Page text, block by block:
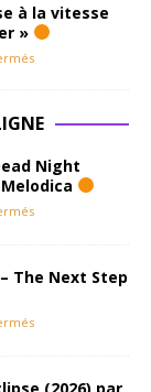
à la vitesse
»
Night
The Next Step